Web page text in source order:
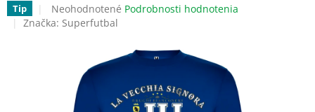
Tip
Priemerné
hodnotenie
hviezdičiek.
Neohodnotené Podrobnosti hodnotenia
Značka: Superfutbal